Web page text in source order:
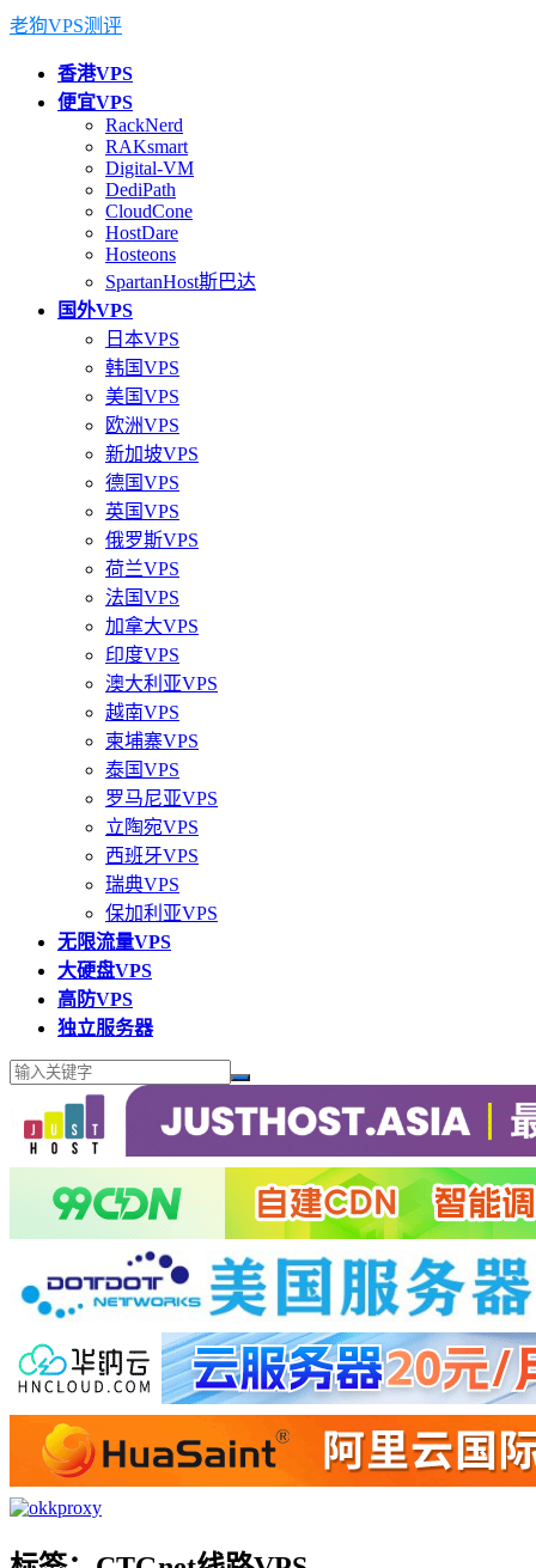
老狗VPS测评
香港VPS
便宜VPS
RackNerd
RAKsmart
Digital-VM
DediPath
CloudCone
HostDare
Hosteons
SpartanHost斯巴达
国外VPS
日本VPS
韩国VPS
美国VPS
欧洲VPS
新加坡VPS
德国VPS
英国VPS
俄罗斯VPS
荷兰VPS
法国VPS
加拿大VPS
印度VPS
澳大利亚VPS
越南VPS
柬埔寨VPS
泰国VPS
罗马尼亚VPS
立陶宛VPS
西班牙VPS
瑞典VPS
保加利亚VPS
无限流量VPS
大硬盘VPS
高防VPS
独立服务器